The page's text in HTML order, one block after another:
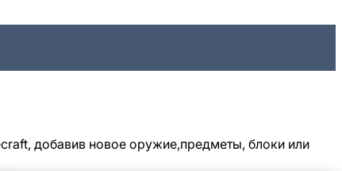
добавив новое оружие,предметы, блоки или